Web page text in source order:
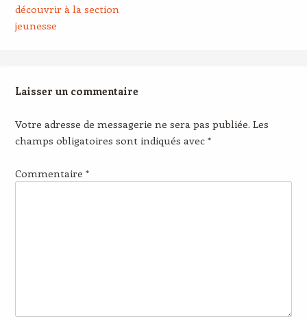
découvrir à la section
jeunesse
Laisser un commentaire
Votre adresse de messagerie ne sera pas publiée. Les
champs obligatoires sont indiqués avec *
Commentaire *